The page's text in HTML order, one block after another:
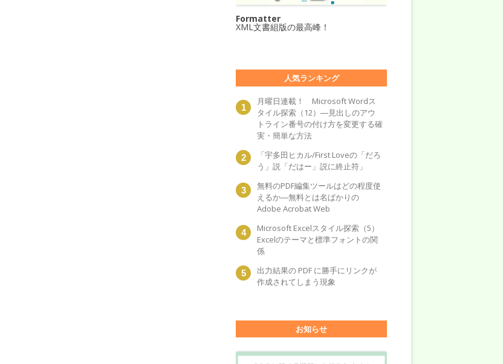
Formatter
XML文書組版の最高峰！
人気ランキング
月曜日連載！ Microsoft Wordス
タイル探索（12）―見出しのアウ
トライン番号の付け方を変更する確
実・簡単な方法
「宇多田ヒカル/First Loveの「だろ
う」説「だはー」説に終止符」
無料のPDF編集ツールはどの程度使
えるか―無料とは名ばかりの
Adobe Acrobat Web
Microsoft Excelスタイル探索（5）
Excelのテーマと標準フォントの関
係
出力結果の PDF に勝手にリンクが
作成されてしまう現象
お知らせ